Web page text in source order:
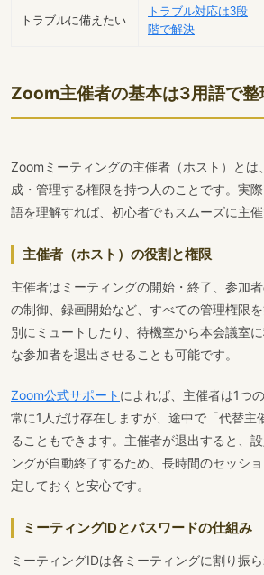
トラブルに備えたい
トラブル対応は3段
階で解決
Zoom主催者の基本は3用語で整
Zoomミーティングの主催者（ホスト）とは
成・管理する権限を持つ人のことです。実
語を理解すれば、初心者でもスムーズに主催
主催者（ホスト）の役割と権限
主催者はミーティングの開始・終了、参加
の制御、録画開始など、すべての管理権限
別にミュートしたり、待機室から本会議室
な参加者を退出させることも可能です。
Zoom公式サポート によれば、主催者は1つ
常に1人だけ存在しますが、途中で「代替主
ることもできます。主催者が退出すると、
ングが自動終了するため、長時間のセッシ
定しておくと安心です。
ミーティングIDとパスワードの仕組み
ミーティングIDは各ミーティングに割り振